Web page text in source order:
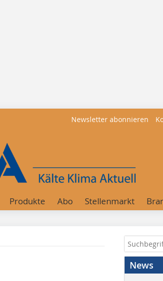
Newsletter abonnieren
Produkte Abo Stellenmarkt
News